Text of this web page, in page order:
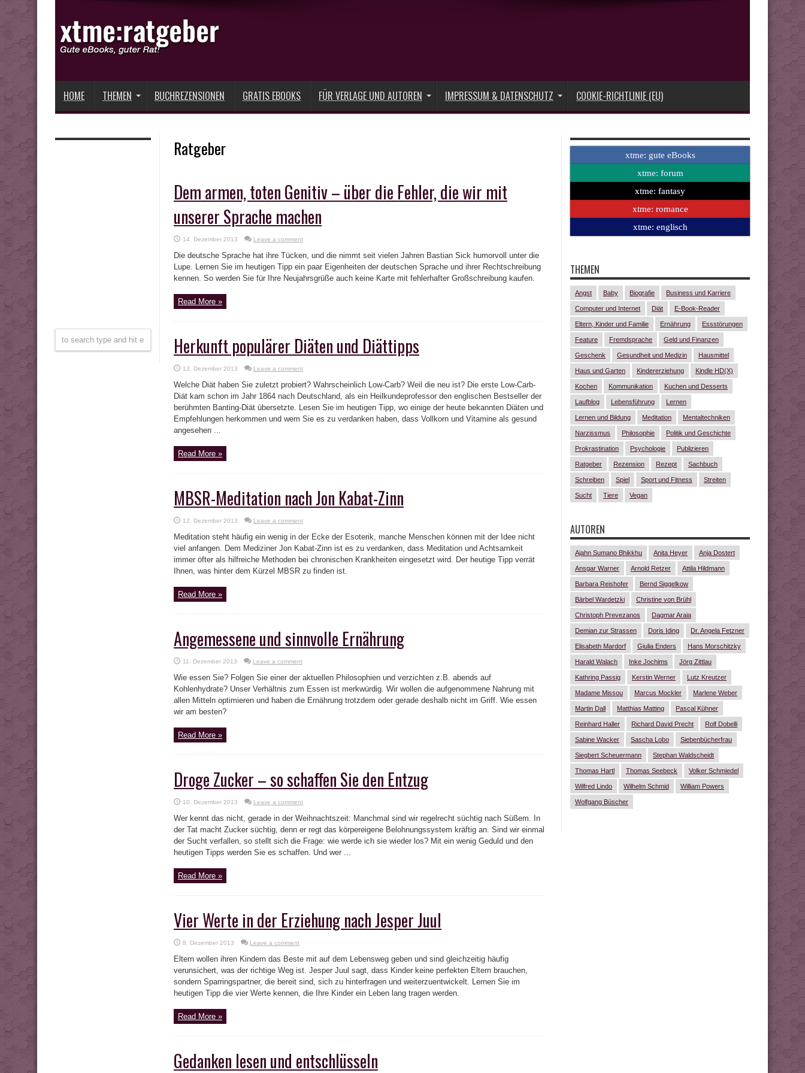
HOME THEMEN BUCHREZENSIONEN GRATIS EBOOKS FÜR VERLAGE UND AUTOREN IMPRESSUM & DATENSCHUTZ COOKIE-RICHTLINIE (EU)
Ratgeber
Dem armen, toten Genitiv – über die Fehler, die wir mit
unserer Sprache machen
14. Dezember 2013 Leave a comment
Die deutsche Sprache hat ihre Tücken, und die nimmt seit vielen Jahren Bastian Sick humorvoll unter die
Lupe. Lernen Sie im heutigen Tipp ein paar Eigenheiten der deutschen Sprache und ihrer Rechtschreibung
kennen. So werden Sie für Ihre Neujahrsgrüße auch keine Karte mit fehlerhafter Großschreibung kaufen.
Read More »
Herkunft populärer Diäten und Diättipps
13. Dezember 2013 Leave a comment
Welche Diät haben Sie zuletzt probiert? Wahrscheinlich Low-Carb? Weil die neu ist? Die erste Low-Carb-
Diät kam schon im Jahr 1864 nach Deutschland, als ein Heilkundeprofessor den englischen Bestseller der
berühmten Banting-Diät übersetzte. Lesen Sie im heutigen Tipp, wo einige der heute bekannten Diäten und
Empfehlungen herkommen und wem Sie es zu verdanken haben, dass Vollkorn und Vitamine als gesund
angesehen ...
Read More »
MBSR-Meditation nach Jon Kabat-Zinn
12. Dezember 2013 Leave a comment
Meditation steht häufig ein wenig in der Ecke der Esoterik, manche Menschen können mit der Idee nicht
viel anfangen. Dem Mediziner Jon Kabat-Zinn ist es zu verdanken, dass Meditation und Achtsamkeit
immer öfter als hilfreiche Methoden bei chronischen Krankheiten eingesetzt wird. Der heutige Tipp verrät
Ihnen, was hinter dem Kürzel MBSR zu finden ist.
Read More »
Angemessene und sinnvolle Ernährung
11. Dezember 2013 Leave a comment
Wie essen Sie? Folgen Sie einer der aktuellen Philosophien und verzichten z.B. abends auf
Kohlenhydrate? Unser Verhältnis zum Essen ist merkwürdig. Wir wollen die aufgenommene Nahrung mit
allen Mitteln optimieren und haben die Ernährung trotzdem oder gerade deshalb nicht im Griff. Wie essen
wir am besten?
Read More »
Droge Zucker – so schaffen Sie den Entzug
10. Dezember 2013 Leave a comment
Wer kennt das nicht, gerade in der Weihnachtszeit: Manchmal sind wir regelrecht süchtig nach Süßem. In
der Tat macht Zucker süchtig, denn er regt das körpereigene Belohnungssystem kräftig an. Sind wir einmal
der Sucht verfallen, so stellt sich die Frage: wie werde ich sie wieder los? Mit ein wenig Geduld und den
heutigen Tipps werden Sie es schaffen. Und wer ...
Read More »
Vier Werte in der Erziehung nach Jesper Juul
8. Dezember 2013 Leave a comment
Eltern wollen ihren Kindern das Beste mit auf dem Lebensweg geben und sind gleichzeitig häufig
verunsichert, was der richtige Weg ist. Jesper Juul sagt, dass Kinder keine perfekten Eltern brauchen,
sondern Sparringspartner, die bereit sind, sich zu hinterfragen und weiterzuentwickelt. Lernen Sie im
heutigen Tipp die vier Werte kennen, die Ihre Kinder ein Leben lang tragen werden.
Read More »
Gedanken lesen und entschlüsseln
xtme: gute eBooks
xtme: forum
xtme: fantasy
xtme: romance
xtme: englisch
THEMEN
Angst Baby Biografie Business und Karriere
Computer und Internet Diät E-Book-Reader
Eltern, Kinder und Familie Ernährung Essstörungen
Feature Fremdsprache Geld und Finanzen
Geschenk Gesundheit und Medizin Hausmittel
Haus und Garten Kindererziehung Kindle HD(X)
Kochen Kommunikation Kuchen und Desserts
Laufblog Lebensführung Lernen
Lernen und Bildung Meditation Mentaltechniken
Narzissmus Philosophie Politik und Geschichte
Prokrastination Psychologie Publizieren
Ratgeber Rezension Rezept Sachbuch
Schreiben Spiel Sport und Fitness Streiten
Sucht Tiere Vegan
AUTOREN
Ajahn Sumano Bhikkhu Anita Heyer Anja Dostert
Ansgar Warner Arnold Retzer Attila Hildmann
Barbara Reishofer Bernd Siggelkow
Bärbel Wardetzki Christine von Brühl
Christoph Prevezanos Dagmar Araia
Demian zur Strassen Doris Iding Dr. Angela Fetzner
Elisabeth Mardorf Giulia Enders Hans Morschitzky
Harald Walach Inke Jochims Jörg Zittlau
Kathring Passig Kerstin Werner Lutz Kreutzer
Madame Missou Marcus Mockler Marlene Weber
Martin Dall Matthias Matting Pascal Kühner
Reinhard Haller Richard David Precht Rolf Dobelli
Sabine Wacker Sascha Lobo Siebenbücherfrau
Siegbert Scheuermann Stephan Waldscheidt
Thomas Hartl Thomas Seebeck Volker Schmiedel
Wilfred Lindo Wilhelm Schmid William Powers
Wolfgang Büscher